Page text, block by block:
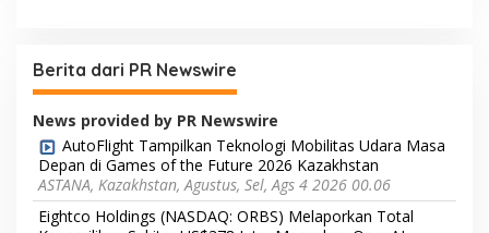
Berita dari PR Newswire
News provided by PR Newswire
AutoFlight Tampilkan Teknologi Mobilitas Udara Masa
Depan di Games of the Future 2026 Kazakhstan
ASTANA, Kazakhstan, Agustus, Sel, Ags 4 2026 00.06
Eightco Holdings (NASDAQ: ORBS) Melaporkan Total